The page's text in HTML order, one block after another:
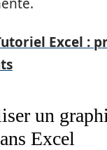
Excel :
un
Excel